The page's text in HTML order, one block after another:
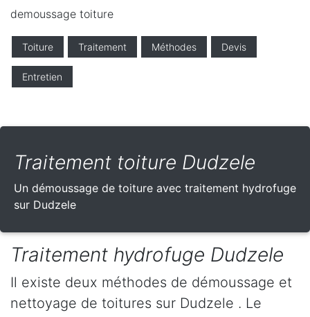
demoussage toiture
Toiture Traitement Méthodes Devis
Entretien
Traitement toiture Dudzele
Un démoussage de toiture avec traitement hydrofuge
sur Dudzele
Traitement hydrofuge Dudzele
Il existe deux méthodes de démoussage et
nettoyage de toitures sur Dudzele . Le